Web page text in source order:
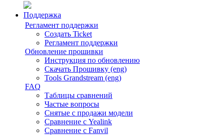
Поддержка
Регламент поддержки
Создать Ticket
Регламент поддержки
Обновление прошивки
Инструкция по обновлению
Скачать Прошивку (eng)
Tools Grandstream (eng)
FAQ
Таблицы сравнений
Частые вопросы
Снятые с продажи модели
Сравнение с Yealink
Сравнение с Fanvil